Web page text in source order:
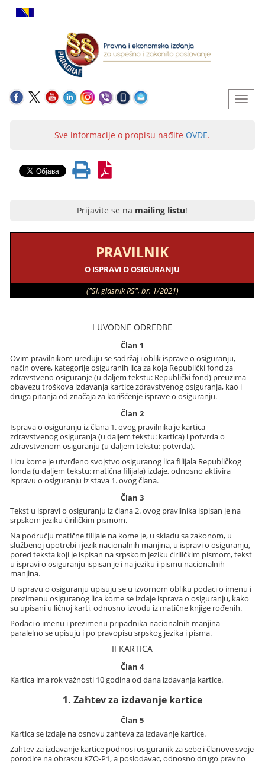
Sve informacije o propisu nađite OVDE.
Prijavite se na mailing listu!
PRAVILNIK
O ISPRAVI O OSIGURANJU
("Sl. glasnik RS", br. 1/2021)
I UVODNE ODREDBE
Član 1
Ovim pravilnikom uređuju se sadržaj i oblik isprave o osiguranju,
način overe, kategorije osiguranih lica za koja Republički fond za
zdravstveno osiguranje (u daljem tekstu: Republički fond) preuzima
obavezu troškova izdavanja kartice zdravstvenog osiguranja, kao i
druga pitanja od značaja za korišćenje isprave o osiguranju.
Član 2
Isprava o osiguranju iz člana 1. ovog pravilnika je kartica
zdravstvenog osiguranja (u daljem tekstu: kartica) i potvrda o
zdravstvenom osiguranju (u daljem tekstu: potvrda).
Licu kome je utvrđeno svojstvo osiguranog lica filijala Republičkog
fonda (u daljem tekstu: matična filijala) izdaje, odnosno aktivira
ispravu o osiguranju iz stava 1. ovog člana.
Član 3
Tekst u ispravi o osiguranju iz člana 2. ovog pravilnika ispisan je na
srpskom jeziku ćiriličkim pismom.
Na području matične filijale na kome je, u skladu sa zakonom, u
službenoj upotrebi i jezik nacionalnih manjina, u ispravi o osiguranju,
pored teksta koji je ispisan na srpskom jeziku ćiriličkim pismom, tekst
u ispravi o osiguranju ispisan je i na jeziku i pismu nacionalnih
manjina.
U ispravu o osiguranju upisuju se u izvornom obliku podaci o imenu i
prezimenu osiguranog lica kome se izdaje isprava o osiguranju, kako
su upisani u ličnoj karti, odnosno izvodu iz matične knjige rođenih.
Podaci o imenu i prezimenu pripadnika nacionalnih manjina
paralelno se upisuju i po pravopisu srpskog jezika i pisma.
II KARTICA
Član 4
Kartica ima rok važnosti 10 godina od dana izdavanja kartice.
1. Zahtev za izdavanje kartice
Član 5
Kartica se izdaje na osnovu zahteva za izdavanje kartice.
Zahtev za izdavanje kartice podnosi osiguranik za sebe i članove svoje
porodice na obrascu KZO-P1, a poslodavac, odnosno drugo pravno